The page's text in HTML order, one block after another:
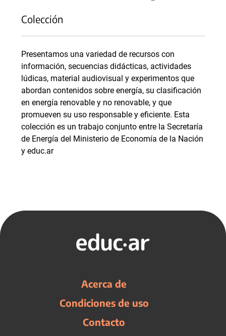
Colección
Presentamos una variedad de recursos con
información, secuencias didácticas, actividades
lúdicas, material audiovisual y experimentos que
abordan contenidos sobre energía, su clasificación
en energía renovable y no renovable, y que
promueven su uso responsable y eficiente. Esta
colección es un trabajo conjunto entre la Secretaría
de Energía del Ministerio de Economía de la Nación
y educ.ar
Acerca de
Condiciones de uso
Contacto